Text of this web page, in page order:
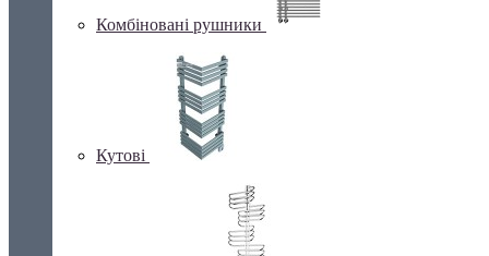
Комбіновані рушники
Кутові